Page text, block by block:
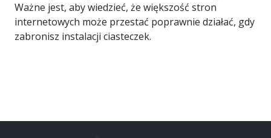
Ważne jest, aby wiedzieć, że większość stron
internetowych może przestać poprawnie działać, gdy
zabronisz instalacji ciasteczek.